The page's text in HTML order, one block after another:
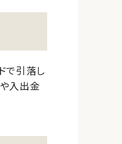
で引落し
入出金